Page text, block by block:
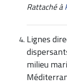
Rattaché à
Lignes
milieu